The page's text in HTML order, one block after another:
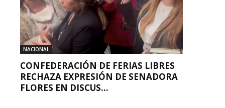
NACIONAL
CONFEDERACIÓN DE FERIAS LIBRES
RECHAZA EXPRESIÓN DE SENADORA
FLORES EN DISCUS...